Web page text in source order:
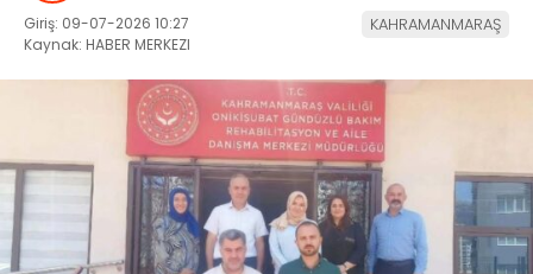
Giriş: 09-07-2026 10:27
Kaynak: HABER MERKEZI
KAHRAMANMARAŞ